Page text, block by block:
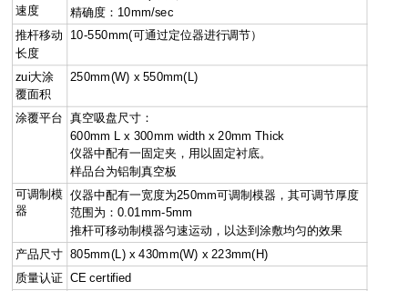
速度
精确度：10mm/sec
推杆移动
长度
10-550mm(可通过定位器进行调节）
zui大涂
覆面积
250mm(W) x 550mm(L)
涂覆平台
真空吸盘尺寸：
600mm L x 300mm width x 20mm Thick
仪器中配有一固定夹，用以固定衬底。
样品台为铝制真空板
可调制模
器
仪器中配有一宽度为250mm可调制模器，其可调节厚度
范围为：0.01mm-5mm
推杆可移动制模器匀速运动，以达到涂敷均匀的效果
产品尺寸 805mm(L) x 430mm(W) x 223mm(H)
质量认证 CE certified